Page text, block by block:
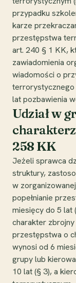
przypadku
karze
przestępstwa
art. 240 § 1 KK,
zawiadomienia
wiadomości o
terrorystycznego
lat pozbawienia
Udział w
258 KK
Jeżeli sprawca
struktury,
w
popełnianie
miesięcy do 5 lat
charakter
przestępstwa o
wynosi od 6
grupy lub
10 lat (§ 3), a